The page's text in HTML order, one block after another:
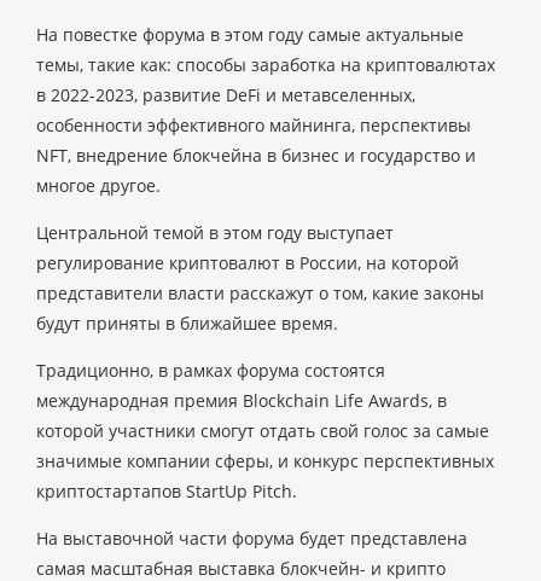
На повестке форума в этом году самые актуальные
темы, такие как: способы заработка на криптовалютах
в 2022-2023, развитие DeFi и метавселенных,
особенности эффективного майнинга, перспективы
NFT, внедрение блокчейна в бизнес и государство и
многое другое.
Центральной темой в этом году выступает
регулирование криптовалют в России, на которой
представители власти расскажут о том, какие законы
будут приняты в ближайшее время.
Традиционно, в рамках форума состоятся
международная премия Blockchain Life Awards, в
которой участники смогут отдать свой голос за самые
значимые компании сферы, и конкурс перспективных
криптостартапов StartUp Pitch.
На выставочной части форума будет представлена
самая масштабная выставка блокчейн- и крипто